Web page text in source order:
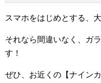
スマホをはじめとする、
それなら間違いなく、ガ
す！
ぜひ、お近くの【ナイン